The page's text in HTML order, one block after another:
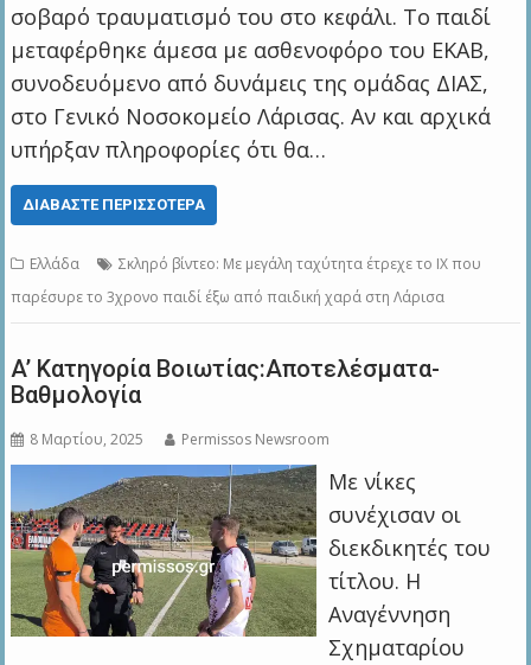
σοβαρό τραυματισμό του στο κεφάλι. Το παιδί
μεταφέρθηκε άμεσα με ασθενοφόρο του ΕΚΑΒ,
συνοδευόμενο από δυνάμεις της ομάδας ΔΙΑΣ,
στο Γενικό Νοσοκομείο Λάρισας. Αν και αρχικά
υπήρξαν πληροφορίες ότι θα…
ΔΙΑΒΆΣΤΕ ΠΕΡΙΣΣΌΤΕΡΑ
Ελλάδα
Σκληρό βίντεο: Με μεγάλη ταχύτητα έτρεχε το ΙΧ που
παρέσυρε το 3χρονο παιδί έξω από παιδική χαρά στη Λάρισα
A’ Kατηγορία Βοιωτίας:Αποτελέσματα-
Βαθμολογία
8 Μαρτίου, 2025 Permissos Newsroom
Με νίκες
συνέχισαν οι
διεκδικητές του
τίτλου. Η
Αναγέννηση
Σχηματαρίου